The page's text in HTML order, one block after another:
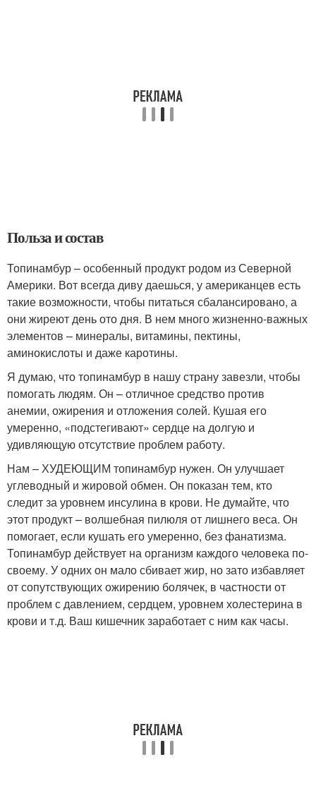
Польза и состав
Топинамбур – особенный продукт родом из Северной
Америки. Вот всегда диву даешься, у американцев есть
такие возможности, чтобы питаться сбалансировано, а
они жиреют день ото дня. В нем много жизненно-важных
элементов – минералы, витамины, пектины,
аминокислоты и даже каротины.
Я думаю, что топинамбур в нашу страну завезли, чтобы
помогать людям. Он – отличное средство против
анемии, ожирения и отложения солей. Кушая его
умеренно, «подстегивают» сердце на долгую и
удивляющую отсутствие проблем работу.
Нам – ХУДЕЮЩИМ топинамбур нужен. Он улучшает
углеводный и жировой обмен. Он показан тем, кто
следит за уровнем инсулина в крови. Не думайте, что
этот продукт – волшебная пилюля от лишнего веса. Он
помогает, если кушать его умеренно, без фанатизма.
Топинамбур действует на организм каждого человека по-
своему. У одних он мало сбивает жир, но зато избавляет
от сопутствующих ожирению болячек, в частности от
проблем с давлением, сердцем, уровнем холестерина в
крови и т.д. Ваш кишечник заработает с ним как часы.